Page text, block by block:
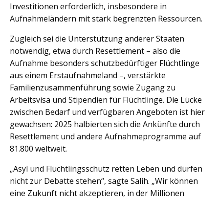
Investitionen erforderlich, insbesondere in
Aufnahmeländern mit stark begrenzten Ressourcen.
Zugleich sei die Unterstützung anderer Staaten
notwendig, etwa durch Resettlement – also die
Aufnahme besonders schutzbedürftiger Flüchtlinge
aus einem Erstaufnahmeland –, verstärkte
Familienzusammenführung sowie Zugang zu
Arbeitsvisa und Stipendien für Flüchtlinge. Die Lücke
zwischen Bedarf und verfügbaren Angeboten ist hier
gewachsen: 2025 halbierten sich die Ankünfte durch
Resettlement und andere Aufnahmeprogramme auf
81.800 weltweit.
„Asyl und Flüchtlingsschutz retten Leben und dürfen
nicht zur Debatte stehen“, sagte Salih. „Wir können
eine Zukunft nicht akzeptieren, in der Millionen